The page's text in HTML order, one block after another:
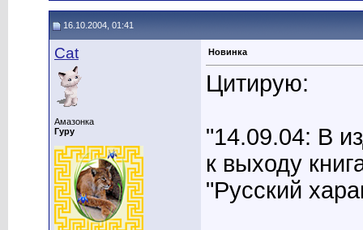
16.10.2004, 01:41
Cat
Амазонка
Гуру
Новинка
Цитирую:
"14.09.04: В
к выходу
"Русский